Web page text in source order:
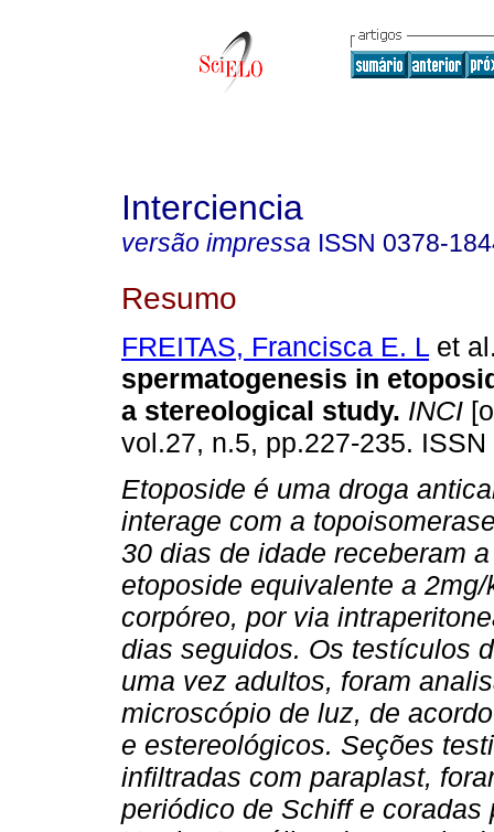
Interciencia
versão impressa ISSN 0378-
Resumo
FREITAS, Francisca E. L et
spermatogenesis in
a stereological study. INCI
vol.27, n.5, pp.227-235.
Etoposide é uma droga
interage com a
30 dias de idade receberam
etoposide equivalente a
corpóreo, por via
dias seguidos. Os testículos
uma vez adultos, foram
microscópio de luz, de
e estereológicos. Seções
infiltradas com paraplast,
periódico de Schiff e